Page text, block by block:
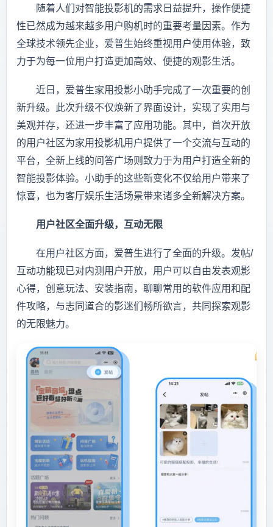
随着人们对智能投影机的需求日益提升，操作便捷
性已然成为越来越多用户购机时的重要考量因素。作为
全球技术领先企业，爱普生始终重视用户使用体验，致
力于为每一位用户打造更加高效、便捷的观影生活。
近日，爱普生家用投影小助手完成了一次重要的创
新升级。此次升级不仅焕新了界面设计，实现了实用与
美观并存，还进一步丰富了应用功能。其中，首次开放
的用户社区为家用投影机用户提供了一个交流与互动的
平台，全新上线的问答广场则致力于为用户打造全新的
智能投影体验。小助手的这些新变化不仅给用户带来了
惊喜，也为客厅娱乐生活场景带来诸多全新解决方案。
用户社区全面升级，互动无限
在用户社区方面，爱普生进行了全面的升级。发帖/
互动功能现已对内测用户开放，用户可以自由发表观影
心得，创意玩法、安装指南，聊聊常用的软件应用和配
件攻略，与志同道合的影迷们畅所欲言，共同探索观影
的无限魅力。